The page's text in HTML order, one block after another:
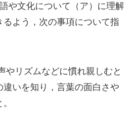
や文化について（ア）に理解
るよう，次の事項について指
やリズムなどに慣れ親しむと
違いを知り，言葉の面白さや